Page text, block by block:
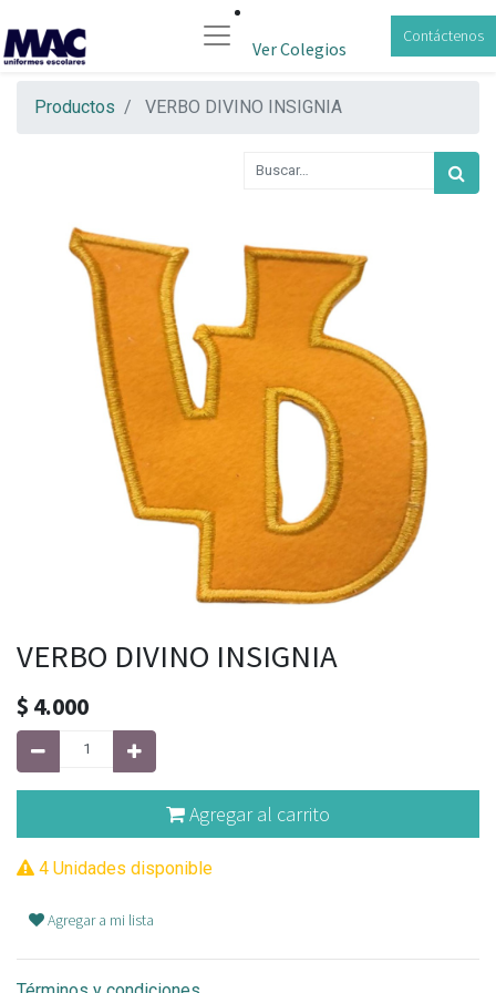
Ver Colegios
Contáctenos
Productos VERBO DIVINO INSIGNIA
VERBO DIVINO INSIGNIA
$ 4.000
Agregar al carrito
4 Unidades disponible
Agregar a mi lista